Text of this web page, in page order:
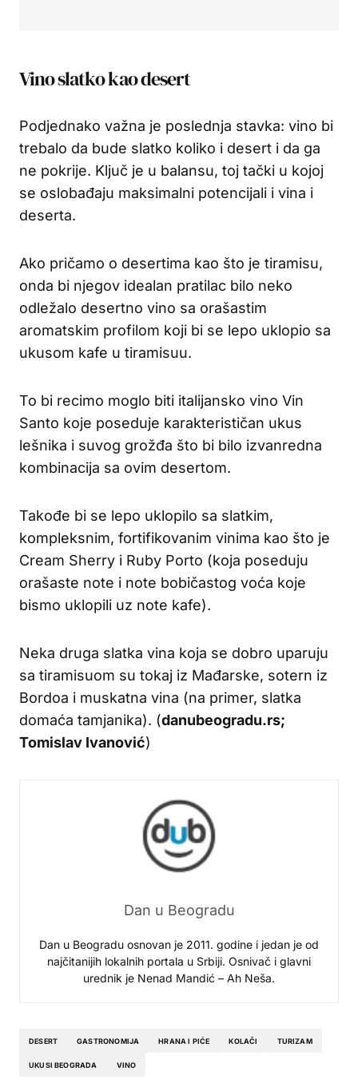
Vino slatko kao desert
Podjednako važna je poslednja stavka: vino bi
trebalo da bude slatko koliko i desert i da ga
ne pokrije. Ključ je u balansu, toj tački u kojoj
se oslobađaju maksimalni potencijali i vina i
deserta.
Ako pričamo o desertima kao što je tiramisu,
onda bi njegov idealan pratilac bilo neko
odležalo desertno vino sa orašastim
aromatskim profilom koji bi se lepo uklopio sa
ukusom kafe u tiramisuu.
To bi recimo moglo biti italijansko vino Vin
Santo koje poseduje karakterističan ukus
lešnika i suvog grožđa što bi bilo izvanredna
kombinacija sa ovim desertom.
Takođe bi se lepo uklopilo sa slatkim,
kompleksnim, fortifikovanim vinima kao što je
Cream Sherry i Ruby Porto (koja poseduju
orašaste note i note bobičastog voća koje
bismo uklopili uz note kafe).
Neka druga slatka vina koja se dobro uparuju
sa tiramisuom su tokaj iz Mađarske, sotern iz
Bordoa i muskatna vina (na primer, slatka
domaća tamjanika). (danubeogradu.rs;
Tomislav Ivanović)
Dan u Beogradu
Dan u Beogradu osnovan je 2011. godine i jedan je od
najčitanijih lokalnih portala u Srbiji. Osnivač i glavni
urednik je Nenad Mandić – Ah Neša.
DESERT GASTRONOMIJA HRANA I PIĆE KOLAČI TURIZAM
UKUSI BEOGRADA VINO